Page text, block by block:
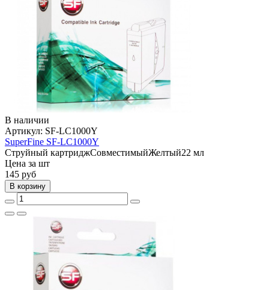
В наличии
Артикул: SF-LC1000Y
SuperFine SF-LC1000Y
Струйный картриджСовместимыйЖелтый22 мл
Цена за шт
145 руб
В корзину